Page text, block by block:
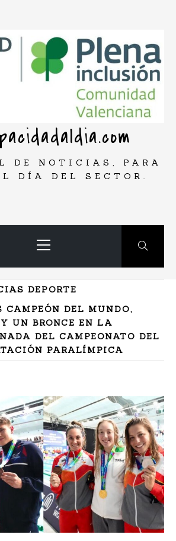
DE NOTICIAS, PARA
DÍA DEL SECTOR.
principal
DEPORTE
CAMPEÓN DEL MUNDO,
UN BRONCE EN LA
DEL CAMPEONATO DEL
PARALÍMPICA